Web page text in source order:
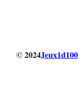
© 2024Jeux1d100